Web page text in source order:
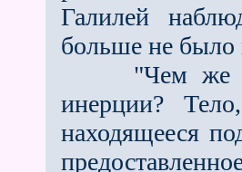
Галилей
больше не было
"Чем же под
инерции?
находящееся